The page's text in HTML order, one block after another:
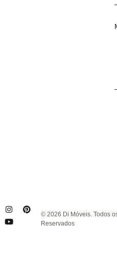
© 2026 Di Móveis. Todos
Reservados